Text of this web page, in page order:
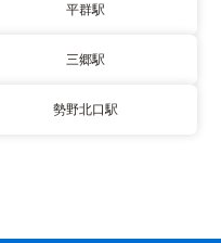
平群駅
三郷駅
勢野北口駅